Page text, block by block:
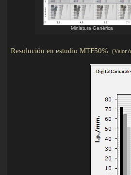
Miniatura Genérica
Resolución en estudio MTF50% (Valor